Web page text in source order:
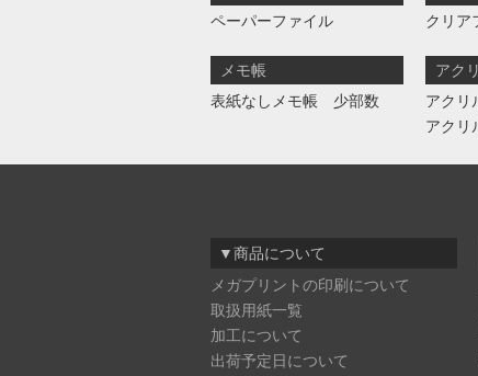
ペーパーファイル
クリア
メモ帳
表紙なしメモ帳 少部数
アク
アクリ
アクリ
▼商品について
メガプリントの印刷について
取扱用紙一覧
加工について
出荷予定日について